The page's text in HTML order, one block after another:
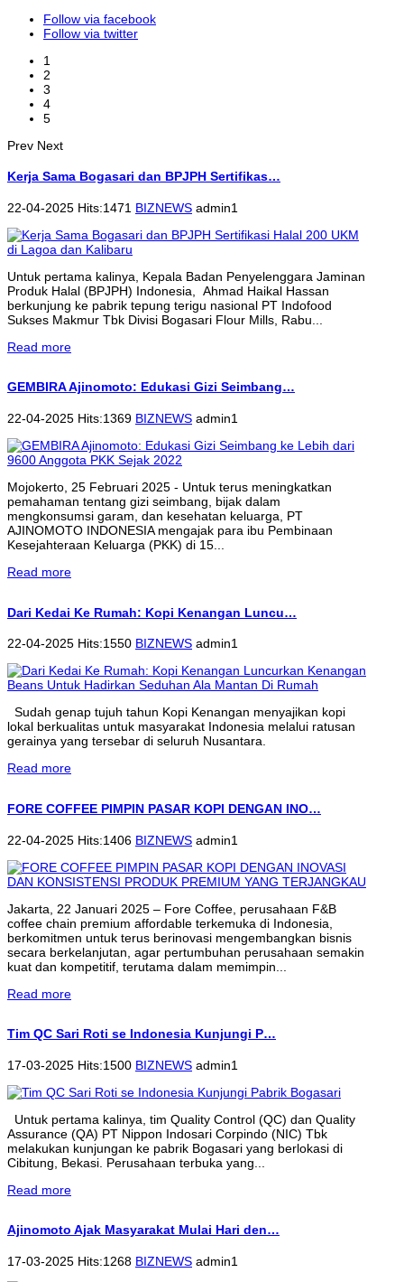
Follow via facebook
Follow via twitter
1
2
3
4
5
Prev Next
Kerja Sama Bogasari dan BPJPH Sertifikas…
22-04-2025 Hits:1471 BIZNEWS admin1
Untuk pertama kalinya, Kepala Badan Penyelenggara Jaminan
Produk Halal (BPJPH) Indonesia, Ahmad Haikal Hassan
berkunjung ke pabrik tepung terigu nasional PT Indofood
Sukses Makmur Tbk Divisi Bogasari Flour Mills, Rabu...
Read more
GEMBIRA Ajinomoto: Edukasi Gizi Seimbang…
22-04-2025 Hits:1369 BIZNEWS admin1
Mojokerto, 25 Februari 2025 - Untuk terus meningkatkan
pemahaman tentang gizi seimbang, bijak dalam
mengkonsumsi garam, dan kesehatan keluarga, PT
AJINOMOTO INDONESIA mengajak para ibu Pembinaan
Kesejahteraan Keluarga (PKK) di 15...
Read more
Dari Kedai Ke Rumah: Kopi Kenangan Luncu…
22-04-2025 Hits:1550 BIZNEWS admin1
Sudah genap tujuh tahun Kopi Kenangan menyajikan kopi
lokal berkualitas untuk masyarakat Indonesia melalui ratusan
gerainya yang tersebar di seluruh Nusantara.
Read more
FORE COFFEE PIMPIN PASAR KOPI DENGAN INO…
22-04-2025 Hits:1406 BIZNEWS admin1
Jakarta, 22 Januari 2025 – Fore Coffee, perusahaan F&B
coffee chain premium affordable terkemuka di Indonesia,
berkomitmen untuk terus berinovasi mengembangkan bisnis
secara berkelanjutan, agar pertumbuhan perusahaan semakin
kuat dan kompetitif, terutama dalam memimpin...
Read more
Tim QC Sari Roti se Indonesia Kunjungi P…
17-03-2025 Hits:1500 BIZNEWS admin1
Untuk pertama kalinya, tim Quality Control (QC) dan Quality
Assurance (QA) PT Nippon Indosari Corpindo (NIC) Tbk
melakukan kunjungan ke pabrik Bogasari yang berlokasi di
Cibitung, Bekasi. Perusahaan terbuka yang...
Read more
Ajinomoto Ajak Masyarakat Mulai Hari den…
17-03-2025 Hits:1268 BIZNEWS admin1